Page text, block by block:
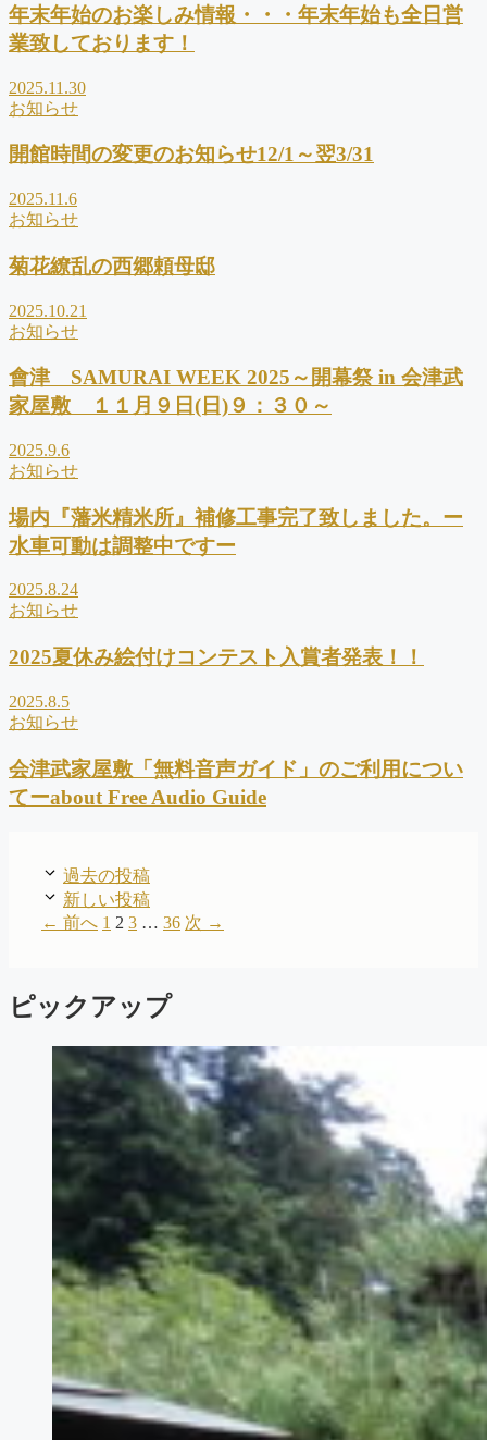
年末年始のお楽しみ情報・・・年末年始も全日営
業致しております！
2025.11.30
お知らせ
開館時間の変更のお知らせ12/1～翌3/31
2025.11.6
お知らせ
菊花繚乱の西郷頼母邸
2025.10.21
お知らせ
會津 SAMURAI WEEK 2025～開幕祭 in 会津武
家屋敷 １１月９日(日)９：３０～
2025.9.6
お知らせ
場内『藩米精米所』補修工事完了致しました。ー
水車可動は調整中ですー
2025.8.24
お知らせ
2025夏休み絵付けコンテスト入賞者発表！！
2025.8.5
お知らせ
会津武家屋敷「無料音声ガイド」のご利用につい
てーabout Free Audio Guide
過去の投稿
新しい投稿
← 前へ ペ
1 ペ
2 ペ
3 … ペ
36 次 →
ピックアップ